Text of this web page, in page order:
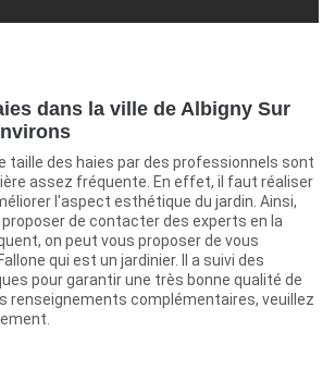
dans la ville de Albigny Sur
taille des haies par des professionnels sont
assez fréquente. En effet, il faut réaliser
l'aspect esthétique du jardin. Ainsi,
de contacter des experts en la
on peut vous proposer de vous
qui est un jardinier. Il a suivi des
pour garantir une très bonne qualité de
renseignements complémentaires, veuillez